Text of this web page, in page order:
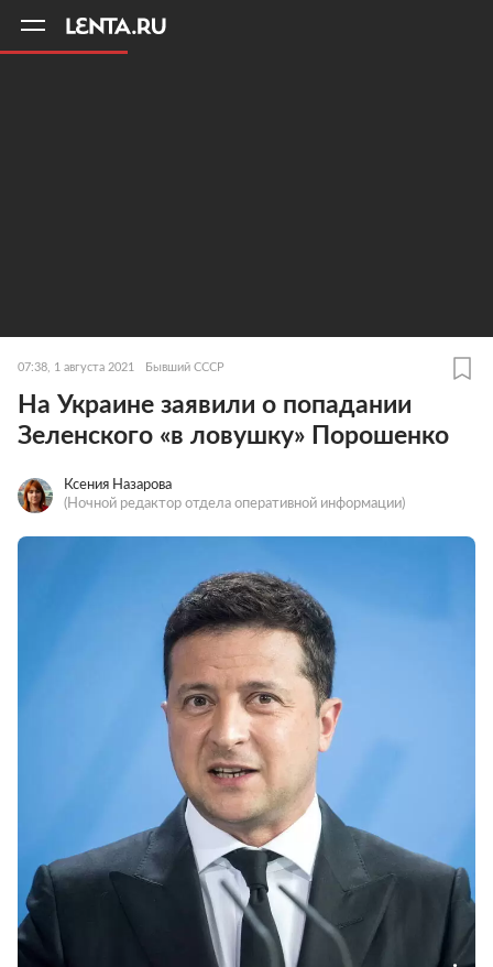
07:38, 1 августа 2021 Бывший СССР
На Украине заявили о попадании
Зеленского «в ловушку» Порошенко
Ксения Назарова
(Ночной редактор отдела оперативной информации)